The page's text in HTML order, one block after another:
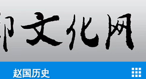
赵国历史